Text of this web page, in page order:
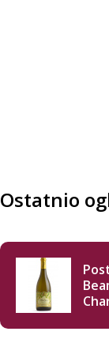
Ostatnio